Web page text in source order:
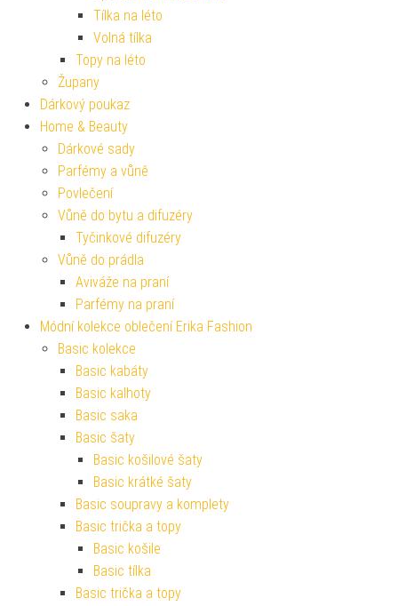
Tílka na léto
Volná tílka
Topy na léto
Župany
Dárkový poukaz
Home & Beauty
Dárkové sady
Parfémy a vůně
Povlečení
Vůně do bytu a difuzéry
Tyčinkové difuzéry
Vůně do prádla
Aviváže na praní
Parfémy na praní
Módní kolekce oblečení Erika Fashion
Basic kolekce
Basic kabáty
Basic kalhoty
Basic saka
Basic šaty
Basic košilové šaty
Basic krátké šaty
Basic soupravy a komplety
Basic trička a topy
Basic košile
Basic tílka
Basic trička a topy